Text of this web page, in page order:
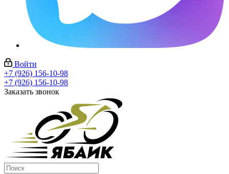
Войти
+7 (926) 156-10-98
+7 (926) 156-10-98
Заказать звонок